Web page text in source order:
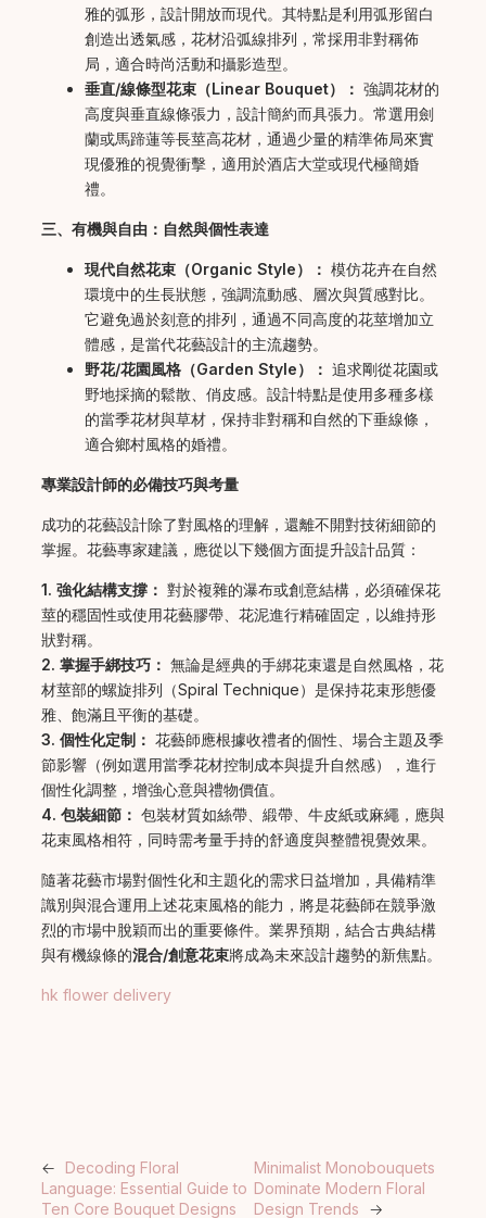
雅的弧形，設計開放而現代。其特點是利用弧形留白
創造出透氣感，花材沿弧線排列，常採用非對稱佈
局，適合時尚活動和攝影造型。
垂直/線條型花束（Linear Bouquet）： 強調花材的
高度與垂直線條張力，設計簡約而具張力。常選用劍
蘭或馬蹄蓮等長莖高花材，通過少量的精準佈局來實
現優雅的視覺衝擊，適用於酒店大堂或現代極簡婚
禮。
三、有機與自由：自然與個性表達
現代自然花束（Organic Style）： 模仿花卉在自然
環境中的生長狀態，強調流動感、層次與質感對比。
它避免過於刻意的排列，通過不同高度的花莖增加立
體感，是當代花藝設計的主流趨勢。
野花/花園風格（Garden Style）： 追求剛從花園或
野地採摘的鬆散、俏皮感。設計特點是使用多種多樣
的當季花材與草材，保持非對稱和自然的下垂線條，
適合鄉村風格的婚禮。
專業設計師的必備技巧與考量
成功的花藝設計除了對風格的理解，還離不開對技術細節的
掌握。花藝專家建議，應從以下幾個方面提升設計品質：
1. 強化結構支撐： 對於複雜的瀑布或創意結構，必須確保花
莖的穩固性或使用花藝膠帶、花泥進行精確固定，以維持形
狀對稱。
2. 掌握手綁技巧： 無論是經典的手綁花束還是自然風格，花
材莖部的螺旋排列（Spiral Technique）是保持花束形態優
雅、飽滿且平衡的基礎。
3. 個性化定制： 花藝師應根據收禮者的個性、場合主題及季
節影響（例如選用當季花材控制成本與提升自然感），進行
個性化調整，增強心意與禮物價值。
4. 包裝細節： 包裝材質如絲帶、緞帶、牛皮紙或麻繩，應與
花束風格相符，同時需考量手持的舒適度與整體視覺效果。
隨著花藝市場對個性化和主題化的需求日益增加，具備精準
識別與混合運用上述花束風格的能力，將是花藝師在競爭激
烈的市場中脫穎而出的重要條件。業界預期，結合古典結構
與有機線條的混合/創意花束將成為未來設計趨勢的新焦點。
hk flower delivery
←
Decoding Floral
Language: Essential Guide to
Ten Core Bouquet Designs
Minimalist Monobouquets
Dominate Modern Floral
Design Trends
→